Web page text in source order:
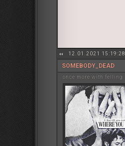
12.01.2021 15:19:28
SOMEBODY_DEAD
once more with felling